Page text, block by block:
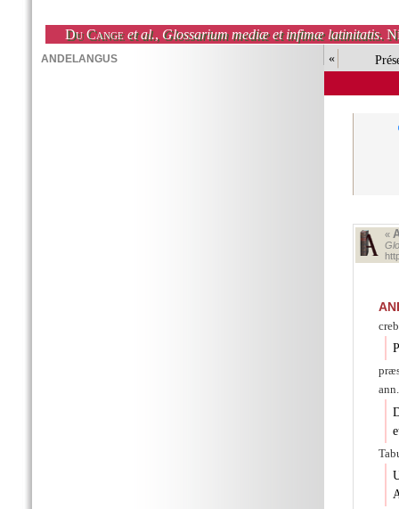
Du Cange et al., Glossarium mediæ et infimæ latinitatis.
«
«